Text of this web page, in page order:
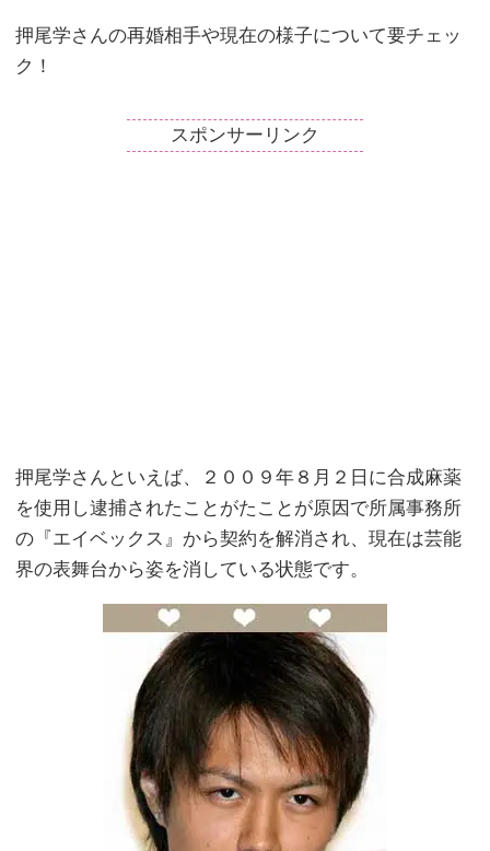
押尾学さんの再婚相手や現在の様子について要チェッ
ク！
スポンサーリンク
押尾学さんといえば、２００９年８月２日に合成麻薬
を使用し逮捕されたことがたことが原因で所属事務所
の『エイベックス』から契約を解消され、現在は芸能
界の表舞台から姿を消している状態です。